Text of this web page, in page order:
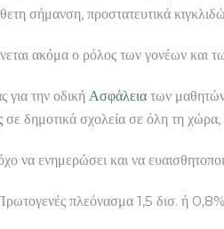
σήμανση, προστατευτικά
ακόμα ο ρόλος των γονέων
για την οδική Ασφάλεια των
σε δημοτικά σχολεία σε όλη τη
να ενημερώσει και να
πλεόνασμα 1,5 δισ. ή